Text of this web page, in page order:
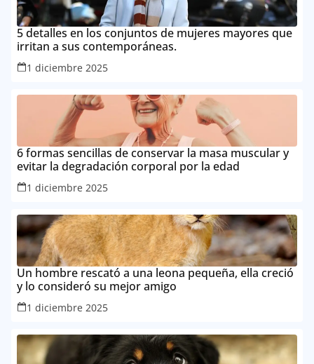
5 detalles en los conjuntos de mujeres mayores que
irritan a sus contemporáneas.
1 diciembre 2025
6 formas sencillas de conservar la masa muscular y
evitar la degradación corporal por la edad
1 diciembre 2025
Un hombre rescató a una leona pequeña, ella creció
y lo consideró su mejor amigo
1 diciembre 2025